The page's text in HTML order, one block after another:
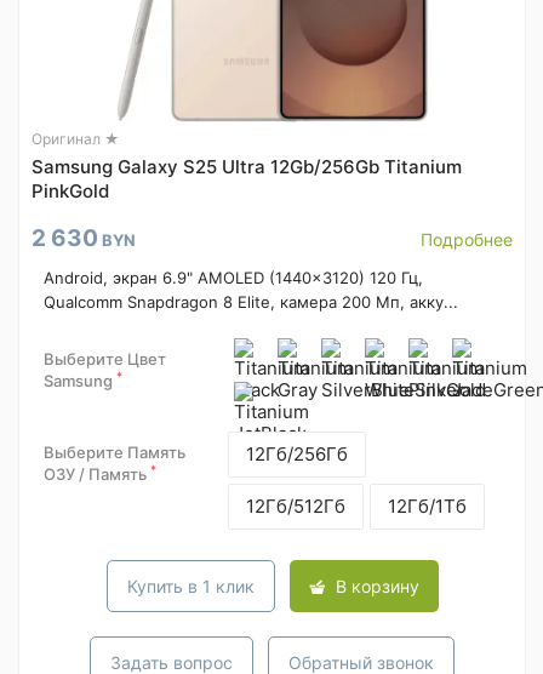
Оригинал ★
Samsung Galaxy S25 Ultra 12Gb/256Gb Titanium
PinkGold
2 630 BYN Подробнее
Android, экран 6.9" AMOLED (1440x3120) 120 Гц,
Qualcomm Snapdragon 8 Elite, камера 200 Мп, акку...
Выберите Цвет
Samsung *
Выберите Память
ОЗУ / Память *
12Гб/256Гб
12Гб/512Гб 12Гб/1Тб
Купить в 1 клик В корзину
Задать вопрос Обратный звонок